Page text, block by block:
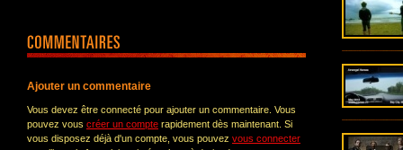
Ajouter un commentaire
Vous devez être connecté pour ajouter un commentaire. Vous
pouvez vous créer un compte rapidement dès maintenant. Si
vous disposez déjà d'un compte, vous pouvez vous connecter